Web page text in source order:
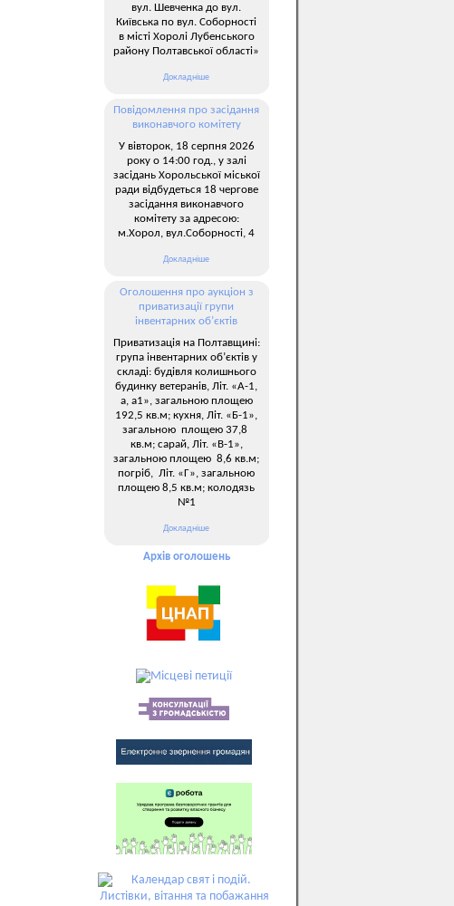
вул. Шевченка до вул.
Київська по вул. Соборності
в місті Хоролі Лубенського
району Полтавської області»
Докладніше
Повідомлення про засідання
виконавчого комітету
У вівторок, 18 серпня 2026
року о 14:00 год., у залі
засідань Хорольської міської
ради відбудеться 18 чергове
засідання виконавчого
комітету за адресою:
м.Хорол, вул.Соборності, 4
Докладніше
Оголошення про аукціон з
приватизації групи
інвентарних об’єктів
Приватизація на Полтавщині:
група інвентарних об’єктів у
складі: будівля колишнього
будинку ветеранів, Літ. «А-1,
а, а1», загальною площею
192,5 кв.м; кухня, Літ. «Б-1»,
загальною площею 37,8
кв.м; сарай, Літ. «В-1»,
загальною площею 8,6 кв.м;
погріб, Літ. «Г», загальною
площею 8,5 кв.м; колодязь
№1
Докладніше
Архів оголошень